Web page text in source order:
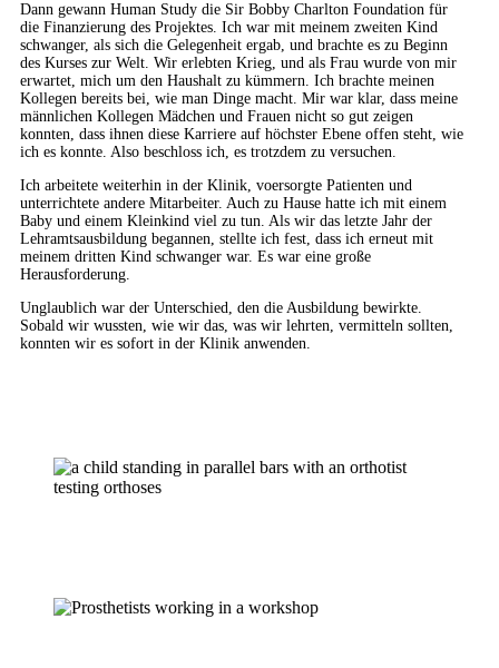
Dann gewann Human Study die Sir Bobby Charlton Foundation für
die Finanzierung des Projektes. Ich war mit meinem zweiten Kind
schwanger, als sich die Gelegenheit ergab, und brachte es zu Beginn
des Kurses zur Welt. Wir erlebten Krieg, und als Frau wurde von mir
erwartet, mich um den Haushalt zu kümmern. Ich brachte meinen
Kollegen bereits bei, wie man Dinge macht. Mir war klar, dass meine
männlichen Kollegen Mädchen und Frauen nicht so gut zeigen
konnten, dass ihnen diese Karriere auf höchster Ebene offen steht, wie
ich es konnte. Also beschloss ich, es trotzdem zu versuchen.
Ich arbeitete weiterhin in der Klinik, voersorgte Patienten und
unterrichtete andere Mitarbeiter. Auch zu Hause hatte ich mit einem
Baby und einem Kleinkind viel zu tun. Als wir das letzte Jahr der
Lehramtsausbildung begannen, stellte ich fest, dass ich erneut mit
meinem dritten Kind schwanger war. Es war eine große
Herausforderung.
Unglaublich war der Unterschied, den die Ausbildung bewirkte.
Sobald wir wussten, wie wir das, was wir lehrten, vermitteln sollten,
konnten wir es sofort in der Klinik anwenden.